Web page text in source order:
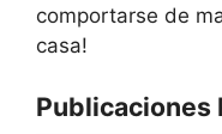
comportarse de
casa!
Publicaciones